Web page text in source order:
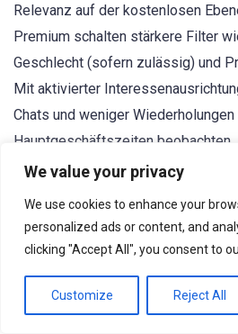
We value your privacy
We use cookies to enhance your
personalized ads or content, and
clicking "Accept All", you consent to
Customize Reject All
Relevanz auf der kostenlosen
Premium schalten stärkere Filter
Geschlecht (sofern zulässig) und
Mit aktivierter
Chats und weniger
Hauptgeschäftszeiten beobachten.
Was ist besser: FTF Live,
Es kommt auf die Prioritäten an.
ausgewogenes Verhältnis
moderner Benutzeroberfläche und